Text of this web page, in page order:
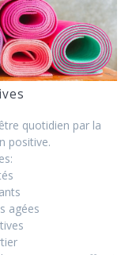
quotidien par la
positive.
agées